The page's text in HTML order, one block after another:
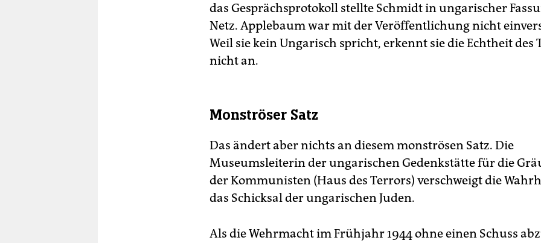
das Gesprächsprotokoll stellte Schmidt in ungarischer
Netz. Applebaum war mit der Veröffentlichung nicht
Weil sie kein Ungarisch spricht, erkennt sie die Echtheit des
nicht an.
Monströser Satz
Das ändert aber nichts an diesem monströsen Satz. Die
Museumsleiterin der ungarischen Gedenkstätte für die
der Kommunisten (Haus des Terrors) verschweigt die
das Schicksal der ungarischen Juden.
Als die Wehrmacht im Frühjahr 1944 ohne einen Schuss